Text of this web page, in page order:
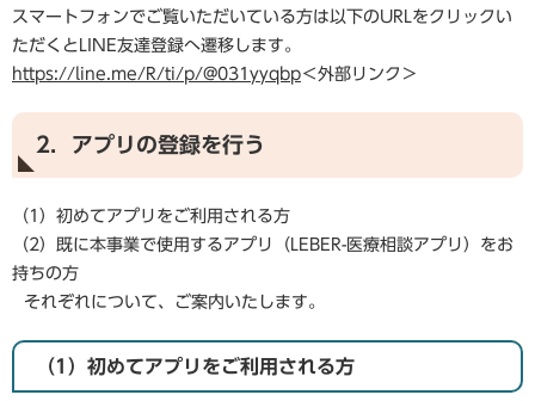
スマートフォンでご覧いただいている方は以下のURLをクリックい
ただくとLINE友達登録へ遷移します。
​https://line.me/R/ti/p/@031yyqbp＜外部リンク＞
2．アプリの登録を行う
（1）初めてアプリをご利用される方
（2）既に本事業で使用するアプリ（LEBER-医療相談アプリ）をお
持ちの方
それぞれについて、ご案内いたします。
（1）初めてアプリをご利用される方